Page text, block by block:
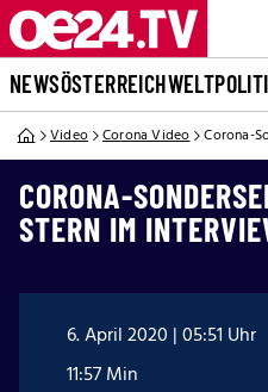
NEWSÖSTERREICHWELT
Video Corona Video Corona-
CORONA-
STERN IM
6. April 2020 | 05:51 Uhr
11:57 Min